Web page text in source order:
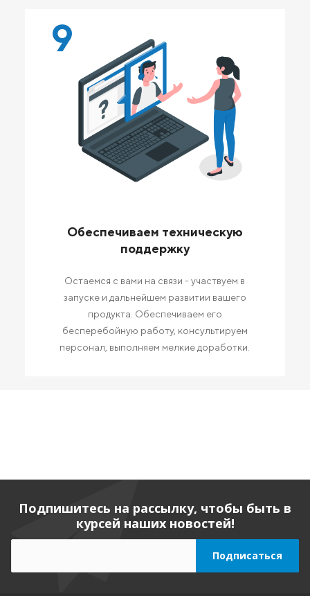
9
Обеспечиваем техническую
поддержку
Остаемся с вами на связи - участвуем в
запуске и дальнейшем развитии вашего
продукта. Обеспечиваем его
бесперебойную работу, консультируем
персонал, выполняем мелкие доработки.
Подпишитесь на рассылку, чтобы быть в
курсей наших новостей!